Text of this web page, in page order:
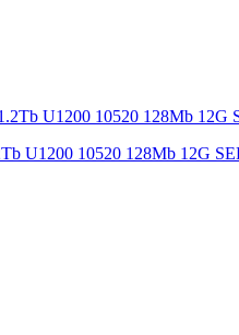
U1200 10520 128Mb 12G